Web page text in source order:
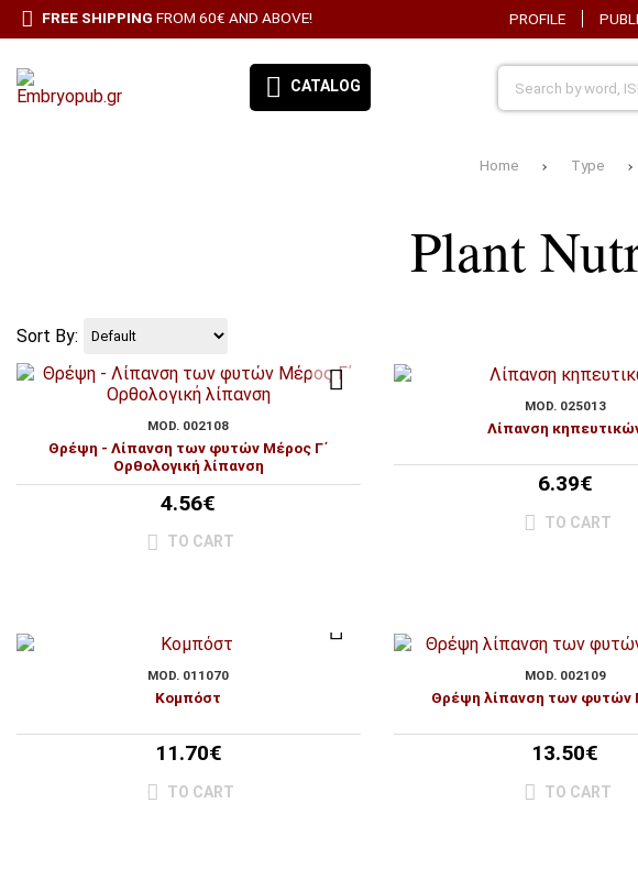
FREE SHIPPING FROM 60€ AND ABOVE! PROFILE
CATALOG
ΠΡΟΣΦΟΡΕΣ
ΣΥΝΔΡΟΜΉ ΕΦΗΜΕΡΊΔΑ ΑΙΓΑΛΕΩ
ALL PRODUCTS
Home Type
Plant
Sort By:
MOD. 002108
Θρέψη - Λίπανση των φυτών Μέρος Γ΄
Ορθολογική λίπανση
4.56€
TO CART
MOD. 025013
Λίπανση
6.39€
TO CART
MOD. 011070
Κομπόστ
11.70€
TO CART
MOD. 002109
Θρέψη λίπανση των φυτών
13.50€
TO CART